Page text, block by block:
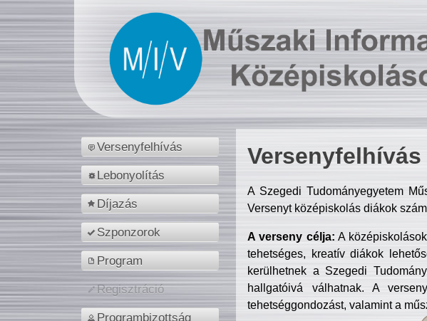
Versenyfelhívás
Lebonyolítás
Díjazás
Szponzorok
Program
Regisztráció
Programbizottság
Versenyfelhívás
A Szegedi Tudományegyetem
Versenyt középiskolás diákok
A verseny célja: A
tehetséges, kreatív diákok
kerülhetnek a Szegedi
hallgatóivá válhatnak. A
tehetséggondozást, valamint a